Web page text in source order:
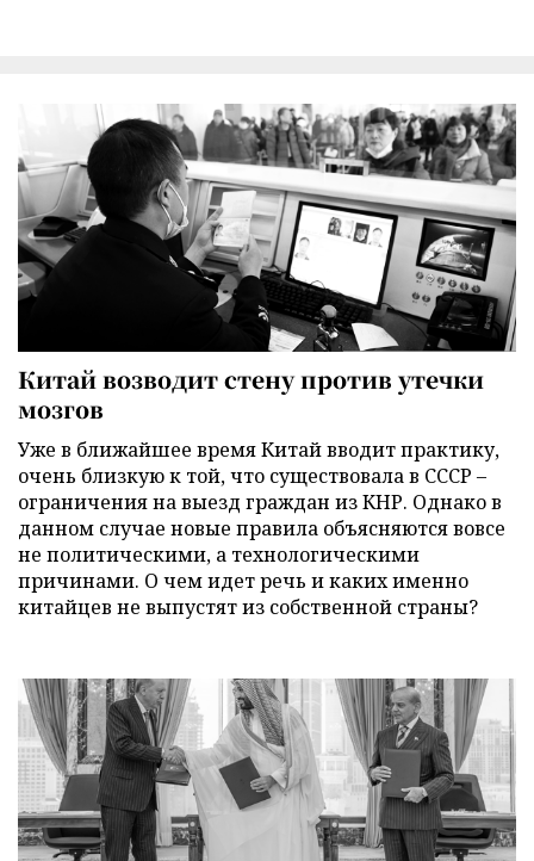
Китай возводит стену против утечки
мозгов
Уже в ближайшее время Китай вводит практику,
очень близкую к той, что существовала в СССР –
ограничения на выезд граждан из КНР. Однако в
данном случае новые правила объясняются вовсе
не политическими, а технологическими
причинами. О чем идет речь и каких именно
китайцев не выпустят из собственной страны?